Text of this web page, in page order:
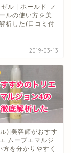
ゼル | ホールド フ
ルの使い方を美
析した(口コミ付
2019-03-13
)|美容師がおすす
ムーブエマルジ
方を分かりやすく